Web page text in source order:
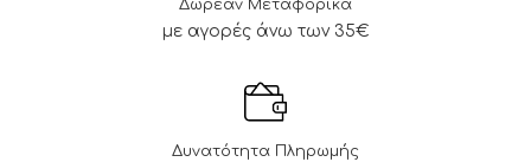
Δωρεάν Μεταφορικά
με αγορές άνω των 35€
Δυνατότητα Πληρωμής